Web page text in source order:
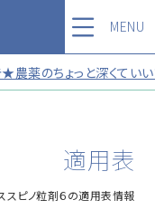
農薬のちょっと深くて
MENU
適用表
スピノ粒剤６の適用表情報